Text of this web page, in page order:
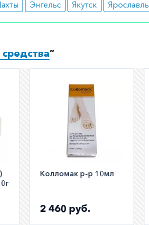
на сайте или
любого телефона по РФ)
Энгельс Якутск Ярославль
”
Колломак р-р 10мл
2 460 руб.